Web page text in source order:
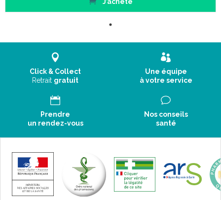
Click & Collect
Retrait gratuit
Une équipe
à votre service
Prendre
un rendez-vous
Nos conseils
santé